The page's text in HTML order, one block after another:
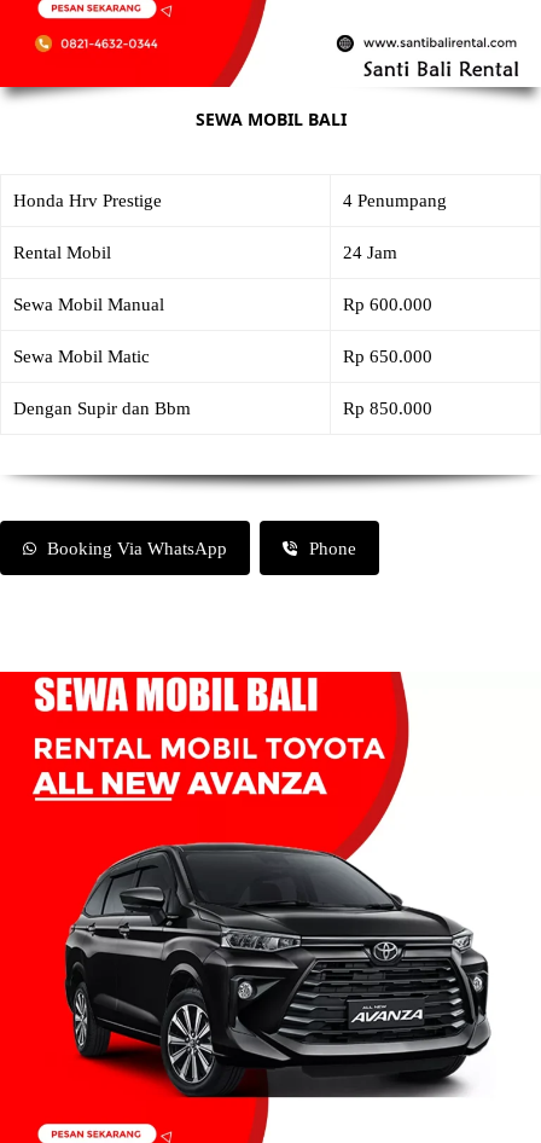
SEWA MOBIL BALI
Honda Hrv Prestige 4 Penumpang
Rental Mobil 24 Jam
Sewa Mobil Manual Rp 600.000
Sewa Mobil Matic Rp 650.000
Dengan Supir dan Bbm Rp 850.000
Booking Via WhatsApp Phone